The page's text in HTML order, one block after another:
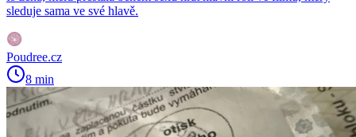
sleduje sama ve své hlavě.
Poudree.cz
8 min